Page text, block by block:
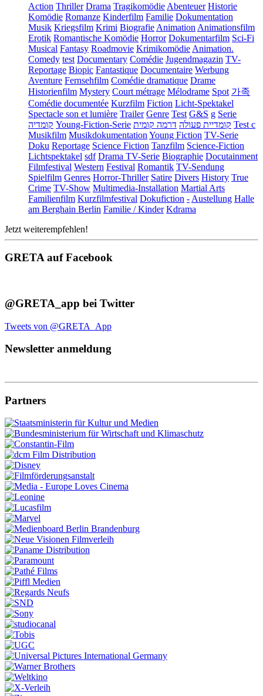
Action Thriller Drama Tragikomödie Abenteuer Historie
Komödie Romanze Kinderfilm Familie Dokumentation
Musik Kriegsfilm Krimi Biografie Animation Animationsfilm
Erotik Romantische Komödie Horror Dokumentarfilm Sci-Fi
Musical Fantasy Roadmovie Krimikomödie Animation.
Comedy test Documentary Comédie Jugendmagazin TV-
Reportage Biopic Fantastique Documentaire Werbung
Aventure Fernsehfilm Comédie dramatique Drame
Historienfilm Mystery Court métrage Mélodrame Spot 가족
Comédie documentée Kurzfilm Fiction Licht-Spektakel
Spectacle son et lumière Trailer Genre Test G&S g Serie
קומדיה Young-Fiction-Serie קומדיית פעולה דרמה קומית
Test c
Musikfilm Musikdokumentation Young Fiction TV-Serie
Doku Reportage Science Fiction Tanzfilm Science-Fiction
Lichtspektakel sdf Drama TV-Serie Biographie Docutainment
Filmfestival Western Festival Romantik TV-Sendung
Spielfilm Genres Horror-Thriller Satire Divers History True
Crime TV-Show Multimedia-Installation Martial Arts
Familienfilm Kurzfilmfestival Dokufiction - Austellung Halle
am Berghain Berlin Familie / Kinder Kdrama
Jetzt weiterempfehlen!
GRETA auf Facebook
@GRETA_app bei Twitter
Tweets von @GRETA_App
Newsletter anmeldung
Partners